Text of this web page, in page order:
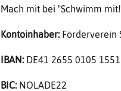
Mach mit bei "Schwimm
Kontoinhaber: Förderverein
IBAN:DE41 2655 0105
BIC:NOLADE22